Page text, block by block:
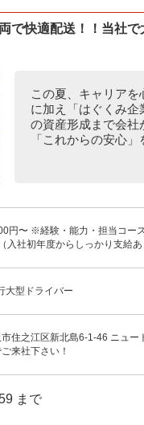
快適配送！！当社で
この夏、キャリア
に加え「はぐくみ
の資産形成まで会社
「これからの安心
円〜 ※経験・能力・担当コ
社初年度からしっかり支給
大型ドライバー
市住之江区新北島6-1-46 ニュ
来社下さい！
まで